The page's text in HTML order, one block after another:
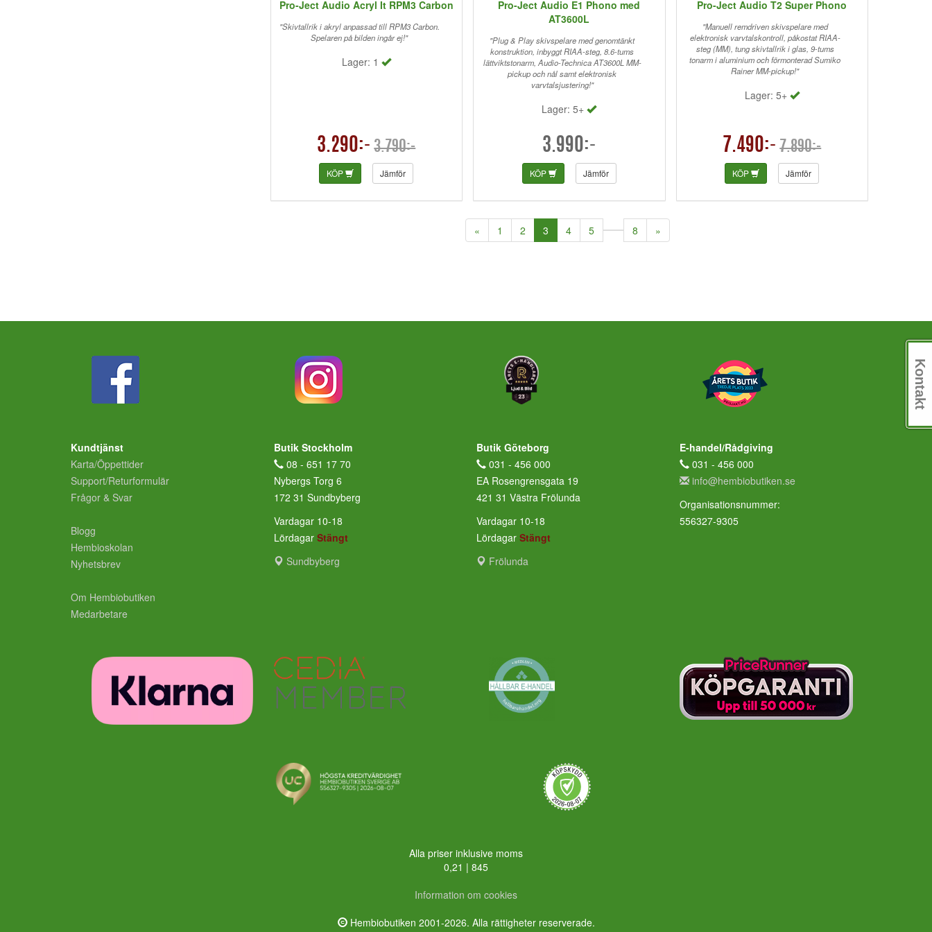
Pro-Ject Audio Acryl It RPM3 Carbon
"Skivtallrik i akryl anpassad till RPM3 Carbon.
Spelaren på bilden ingår ej!"
Lager: 1
3.290:- 3.790:-
KÖP Jämför
Pro-Ject Audio E1 Phono med
AT3600L
"Plug & Play skivspelare med genomtänkt
konstruktion, inbyggt RIAA-steg, 8.6-tums
lättviktstonarm, Audio-Technica AT3600L MM-
pickup och nål samt elektronisk
varvtalsjustering!"
Lager: 5+
3.990:-
KÖP Jämför
Pro-Ject Audio T2 Super Phono
"Manuell remdriven skivspelare med
elektronisk varvtalskontroll, påkostat RIAA-
steg (MM), tung skivtallrik i glas, 9-tums
tonarm i aluminium och förmonterad Sumiko
Rainer MM-pickup!"
Lager: 5+
7.490:- 7.890:-
KÖP Jämför
« 1 2 3(current)
4 5 8 »
Kundtjänst
Karta/Öppettider
Support/Returformulär
Frågor & Svar
Blogg
Hembioskolan
Nyhetsbrev
Om Hembiobutiken
Medarbetare
Butik Stockholm
08 - 651 17 70
Nybergs Torg 6
172 31 Sundbyberg
Vardagar 10-18
Lördagar Stängt
Sundbyberg
Butik Göteborg
031 - 456 000
EA Rosengrensgata 19
421 31 Västra Frölunda
Vardagar 10-18
Lördagar Stängt
Frölunda
E-handel/Rådgiving
031 - 456 000
info@hembiobutiken.se
Organisationsnummer:
556327-9305
Alla priser inklusive moms
0,21 | 845
Information om cookies
Hembiobutiken 2001-2026. Alla rättigheter reserverade.
Kontakt